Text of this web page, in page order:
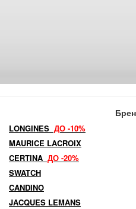
LONGINES ДО -10%
MAURICE LACROIX
CERTINA ДО -20%
SWATCH
CANDINO
JACQUES LEMANS